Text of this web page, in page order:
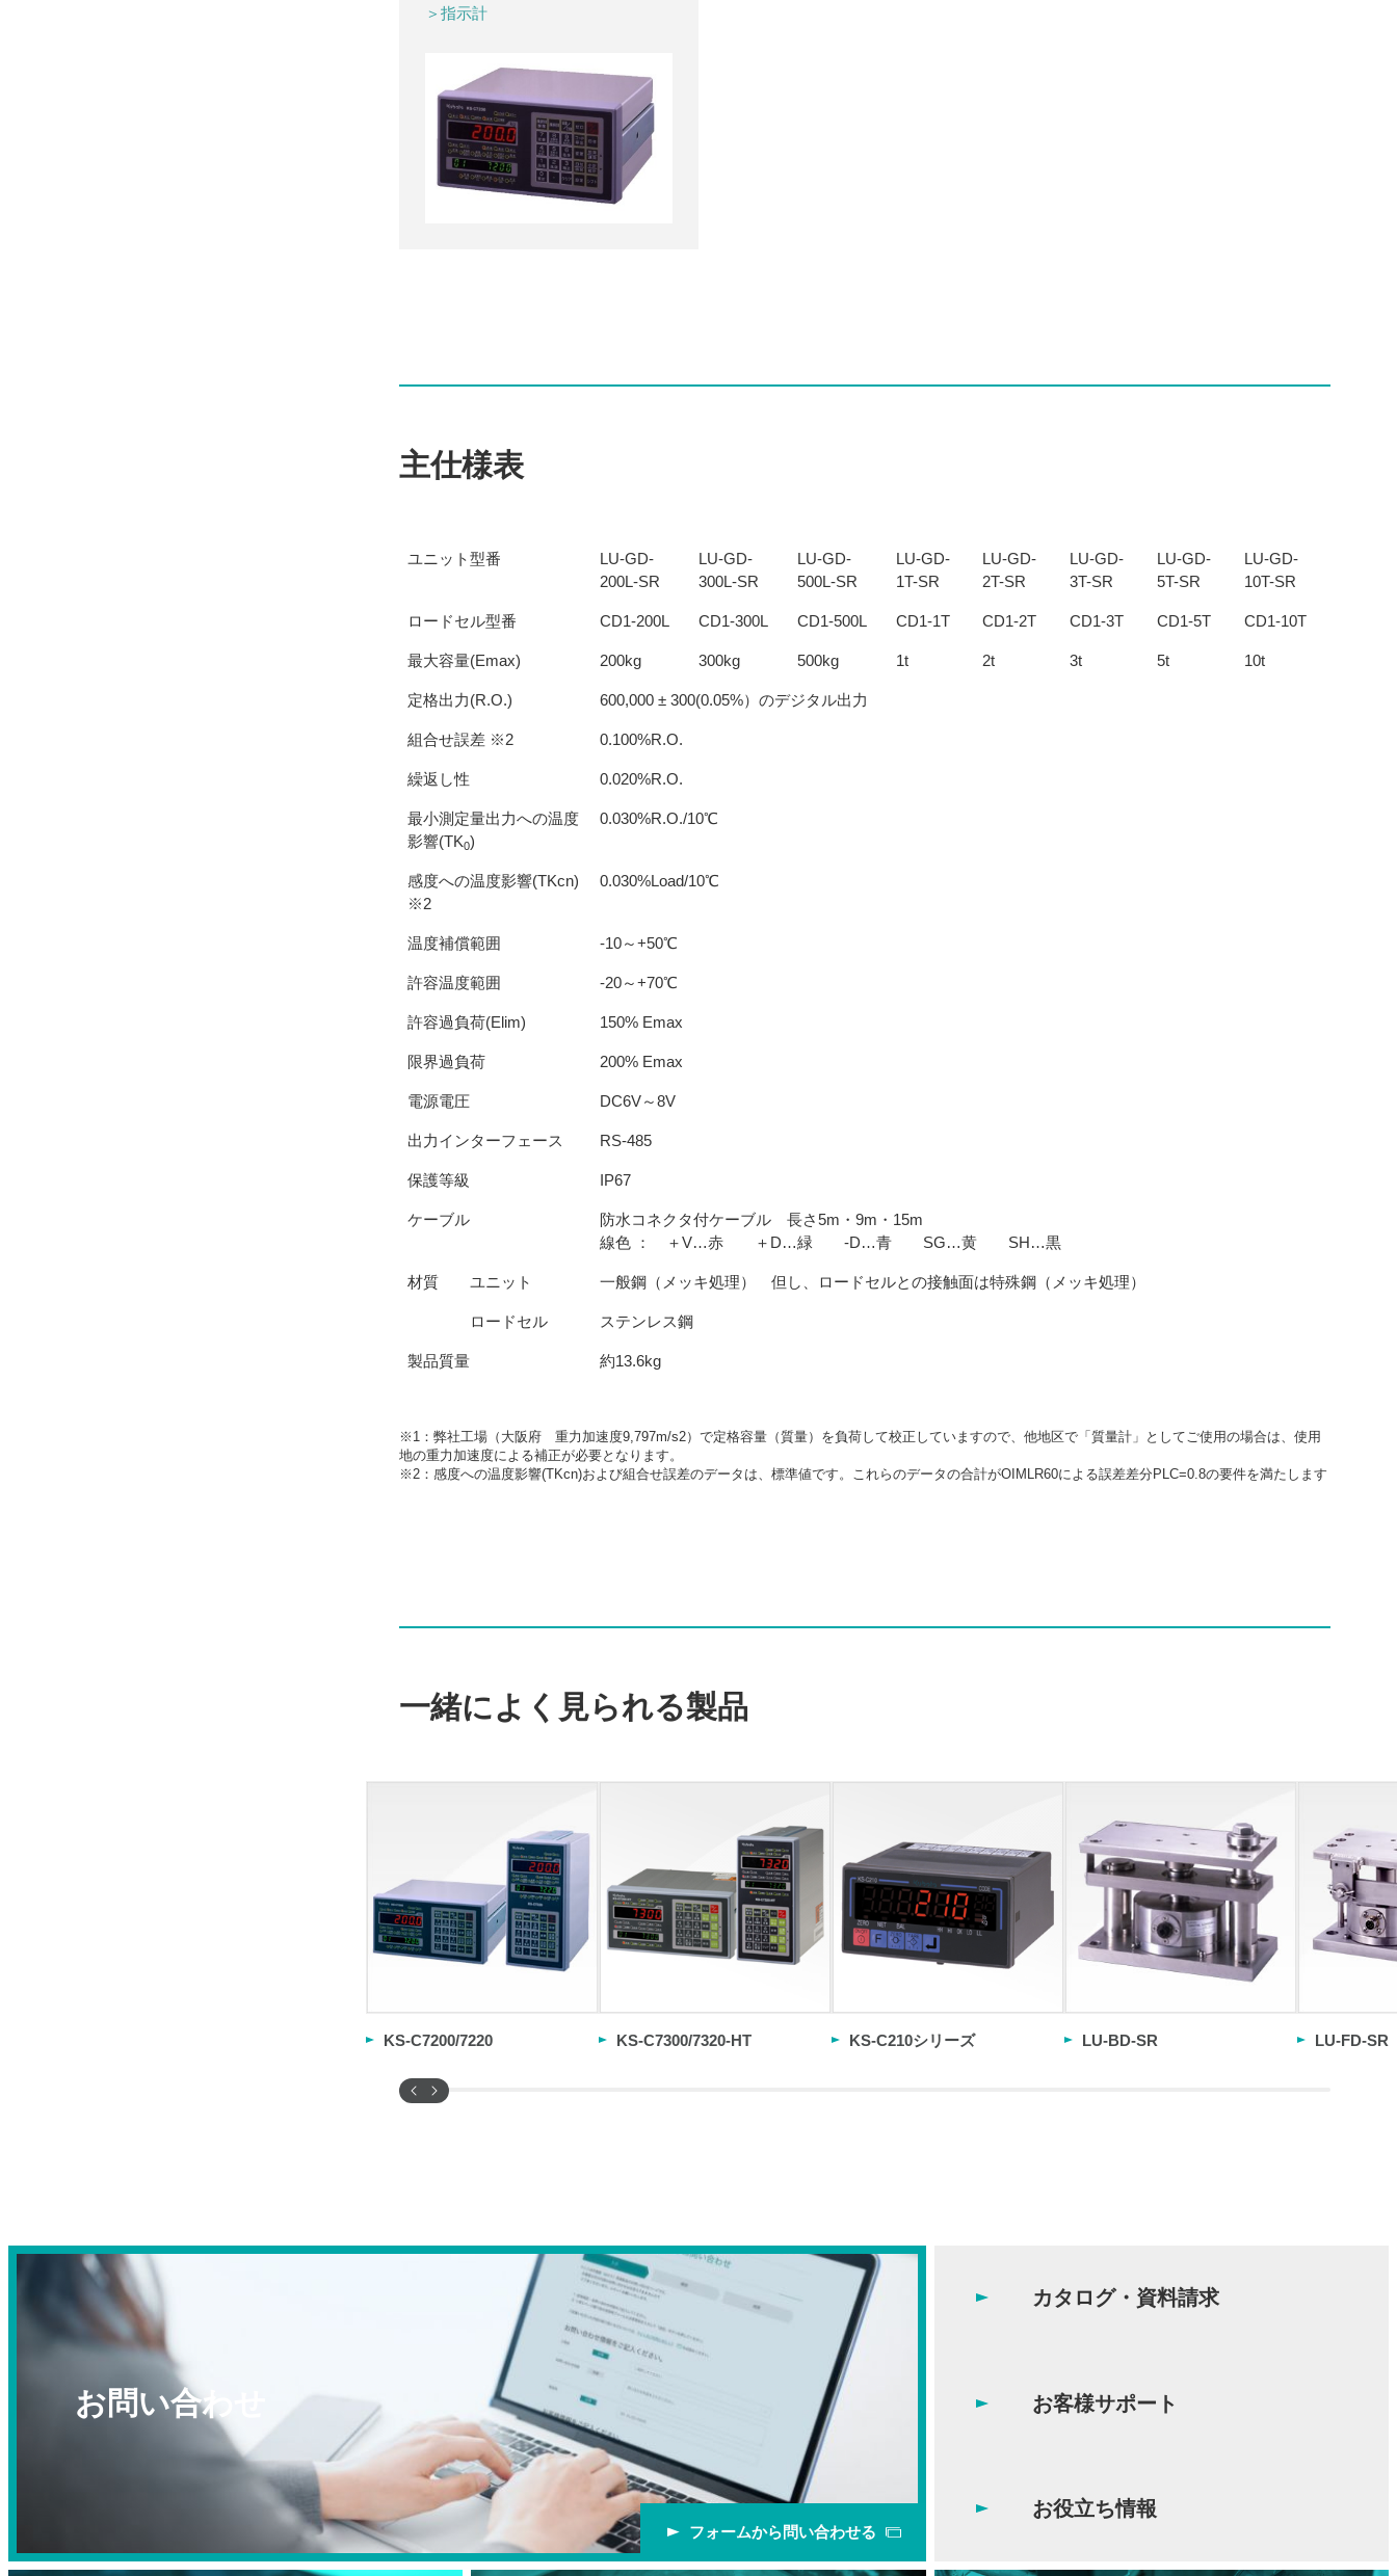
＞指示計
主仕様表
ユニット型番
LU-GD-
200L-SR
LU-GD-
300L-SR
LU-GD-
500L-SR
LU-GD-
1T-SR
LU-GD-
2T-SR
LU-GD-
3T-SR
LU-GD-
5T-SR
LU-GD-
10T-SR
ロードセル型番 CD1-200L CD1-300L CD1-500L CD1-1T CD1-2T CD1-3T CD1-5T CD1-10T
最大容量(Emax) 200kg 300kg 500kg 1t 2t 3t 5t 10t
定格出力(R.O.) 600,000 ± 300(0.05%）のデジタル出力
組合せ誤差 ※2 0.100%R.O.
繰返し性 0.020%R.O.
最小測定量出力への温度
影響(TK0)
0.030%R.O./10℃
感度への温度影響(TKcn)
※2
0.030%Load/10℃
温度補償範囲 -10～+50℃
許容温度範囲 -20～+70℃
許容過負荷(Elim) 150% Emax
限界過負荷 200% Emax
電源電圧 DC6V～8V
出力インターフェース RS-485
保護等級 IP67
ケーブル
防水コネクタ付ケーブル 長さ5m・9m・15m
線色 ： ＋V…赤 ＋D…緑 -D…青 SG…黄 SH…黒
材質 ユニット 一般鋼（メッキ処理） 但し、ロードセルとの接触面は特殊鋼（メッキ処理）
ロードセル ステンレス鋼
製品質量 約13.6kg
※1：弊社工場（大阪府 重力加速度9,797m/s2）で定格容量（質量）を負荷して校正していますので、他地区で「質量計」としてご使用の場合は、使用
地の重力加速度による補正が必要となります。
※2：感度への温度影響(TKcn)および組合せ誤差のデータは、標準値です。これらのデータの合計がOIMLR60による誤差差分PLC=0.8の要件を満たします
一緒によく見られる製品
KS-C7200/7220 KS-C7300/7320-HT KS-C210シリーズ LU-BD-SR LU-FD-SR
お問い合わせ
フォームから問い合わせる
カタログ・資料請求
お客様サポート
お役立ち情報